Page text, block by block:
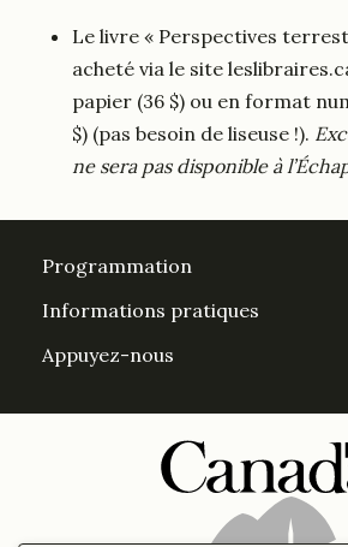
Le livre « Perspectives
acheté via le site
papier (36 $) ou en format
$) (pas besoin de liseuse !).
ne sera pas disponible à
Programmation
Informations pratiques
Appuyez-nous